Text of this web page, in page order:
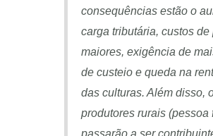
consequências estão o
carga tributária, custos de
maiores, exigência de
de custeio e queda na
das culturas. Além disso,
produtores rurais (pessoa
passarão a ser